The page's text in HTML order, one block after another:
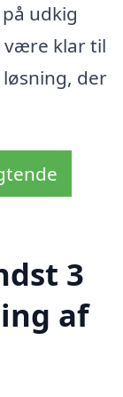
udkig
være klar til
der
3
af